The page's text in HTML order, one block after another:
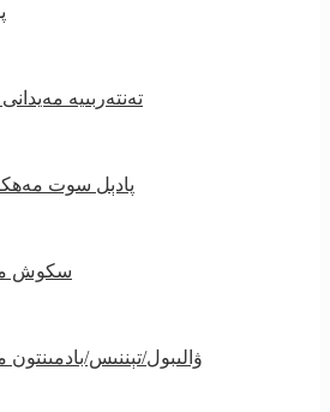
تەنتەربىيە
پادېل سوت
سكوش
ۋالىبول/تېننىس/بادمىنتون